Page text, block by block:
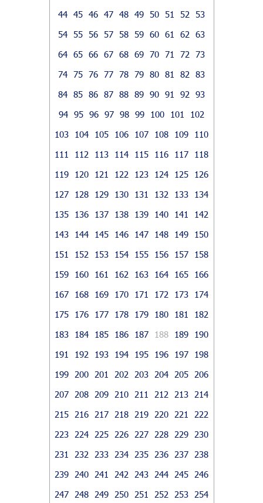
44 45 46 47 48 49 50 51 52
53
54 55 56 57 58 59 60 61 62
63
64 65 66 67 68 69 70 71 72
73
74 75 76 77 78 79 80 81 82
83
84 85 86 87 88 89 90 91 92
93
94 95 96 97 98 99 100 101
102
103
104 105 106 107 108 109
110
111
112 113 114 115 116 117
118
119
120 121 122 123 124 125
126
127
128 129 130 131 132 133
134
135
136 137 138 139 140 141
142
143
144 145 146 147 148 149
150
151
152 153 154 155 156 157
158
159
160 161 162 163 164 165
166
167
168 169 170 171 172 173
174
175
176 177 178 179 180 181
182
183
184 185 186 187 188 189
190
191
192 193 194 195 196 197
198
199
200 201 202 203 204 205
206
207
208 209 210 211 212 213
214
215
216 217 218 219 220 221
222
223
224 225 226 227 228 229
230
231
232 233 234 235 236 237
238
239
240 241 242 243 244 245
246
247
248 249 250 251 252 253
254